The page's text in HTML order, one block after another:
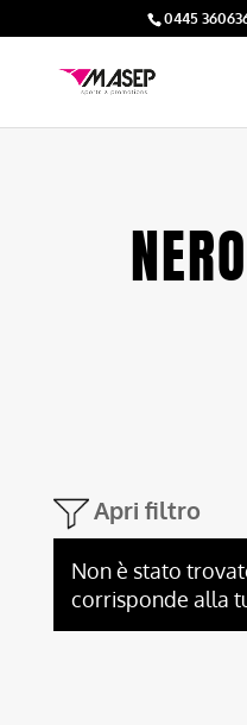
0445
Apri filtro
Non è stato
corrisponde alla